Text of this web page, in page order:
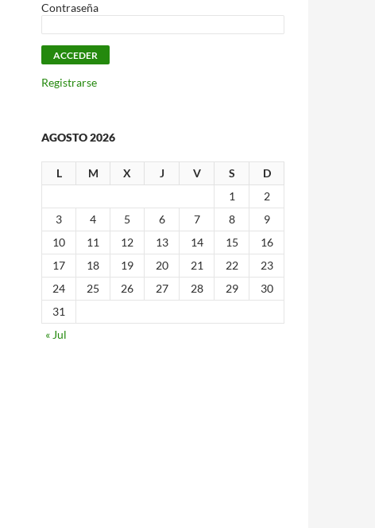
Contraseña
Registrarse
AGOSTO 2026
L M X J V S
D
1
2
3
4 5 6 7 8
9
10
11 12 13 14 15
16
17
18 19 20 21 22
23
24
25 26 27 28 29
30
31
« Jul